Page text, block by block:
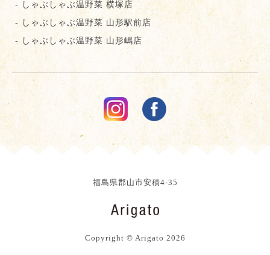
- しゃぶしゃぶ温野菜 横塚店
- しゃぶしゃぶ温野菜 山形駅前店
- しゃぶしゃぶ温野菜 山形嶋店
福島県郡山市安積4-35
Copyright © Arigato 2026